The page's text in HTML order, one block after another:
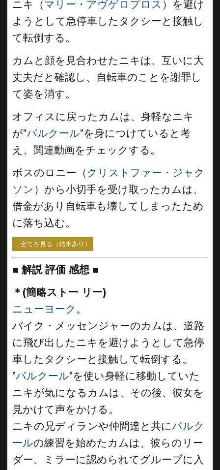
ニキ（マリー・アヴゲロプロス ）を避け
ようとして急停車したタクシーと接触し
て転倒する。
カムと顔を見合わせたニキは、互いに大
丈夫だと確認し、自転車のことを謝罪し
て姿を消す。
オフィスに戻ったカムは、身軽なニキ
が”パルクール”を身につけていると考
え、関連動画をチェックする。
ボスのロニー（ クリストファー・ジャク
ソン ）から小切手を受け取ったカムは、
借金があり自転車も壊してしまったため
に落ち込む。
...全てを見る（結末あり）
■ 解説 評価 感想 ■
＊(簡略ストー リー)
ニューヨーク 。
バイク・メッセンジャーのカムは、道路
に飛び出したニキを避けようとして急停
車したタクシーと接触して転倒する。
”パルクール”を使い身軽に移動していた
ニキが気になるカムは、その後、彼女を
見かけて声をかける。
ニキの兄ディランや仲間達と共にパルク
ールの練習を始めたカムは、彼らのリー
ダー、ミラーに認められてグループに入